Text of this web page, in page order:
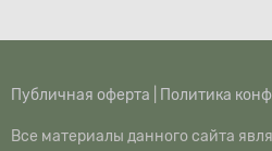
Публичная оферта Политика
Все материалы данного сайта